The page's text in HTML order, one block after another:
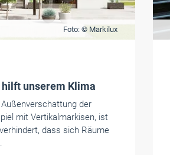
Foto: © Markilux
unserem Klima
der
mit Vertikalmarkisen, ist
dass sich Räume